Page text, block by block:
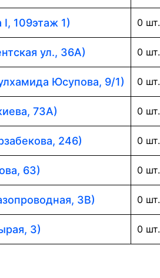
I, 109этаж 1) 0 шт.
ул., 36А) 0 шт.
Юсупова, 9/1) 0 шт.
73А) 0 шт.
246) 0 шт.
63) 0 шт.
3В) 0 шт.
3) 0 шт.